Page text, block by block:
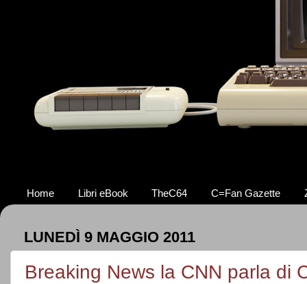
Home Libri eBook TheC64 C=Fan Gazette
LUNEDÌ 9 MAGGIO 2011
Breaking News la CNN parla di